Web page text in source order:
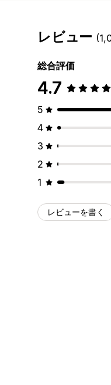
レビュー
総合評価
4.7
5
4
3
2
1
レビューを書く